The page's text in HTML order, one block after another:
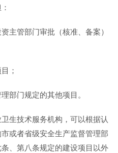
主管部门审批（核准、备案）
；
部门规定的其他项目。
生技术服务机构，可以根据认
或者省级安全生产监督管理部
、第八条规定的建设项目以外